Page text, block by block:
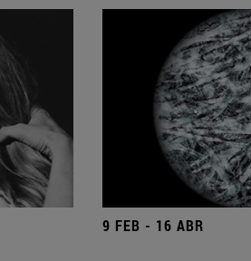
9 FEB - 16 ABR